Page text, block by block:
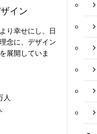
イン
り幸せにし、日
念に、デザイン
展開していま
人